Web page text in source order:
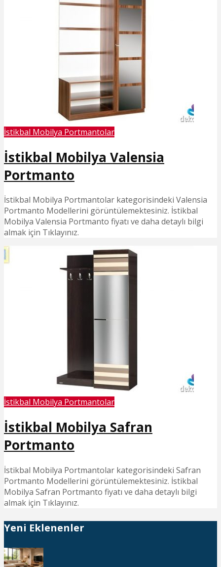
İstikbal Mobilya Portmantolar
İstikbal Mobilya Valensia
Portmanto
İstikbal Mobilya Portmantolar kategorisindeki Valensia
Portmanto Modellerini görüntülemektesiniz. İstikbal
Mobilya Valensia Portmanto fiyatı ve daha detaylı bilgi
almak için Tıklayınız.
İstikbal Mobilya Portmantolar
İstikbal Mobilya Safran
Portmanto
İstikbal Mobilya Portmantolar kategorisindeki Safran
Portmanto Modellerini görüntülemektesiniz. İstikbal
Mobilya Safran Portmanto fiyatı ve daha detaylı bilgi
almak için Tıklayınız.
Yeni Eklenenler